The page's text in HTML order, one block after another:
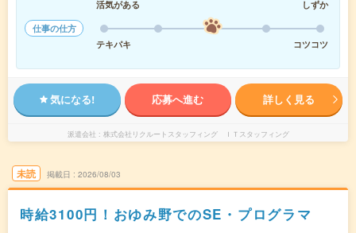
活気がある
しずか
仕事の仕方
テキパキ
コツコツ
気になる! 応募へ進む 詳しく見る
派遣会社 株式会社リクルートスタッフィング ＩＴスタッフィング
未読 掲載日 2026/08/03
時給3100円！おゆみ野でのSE・プログラマ